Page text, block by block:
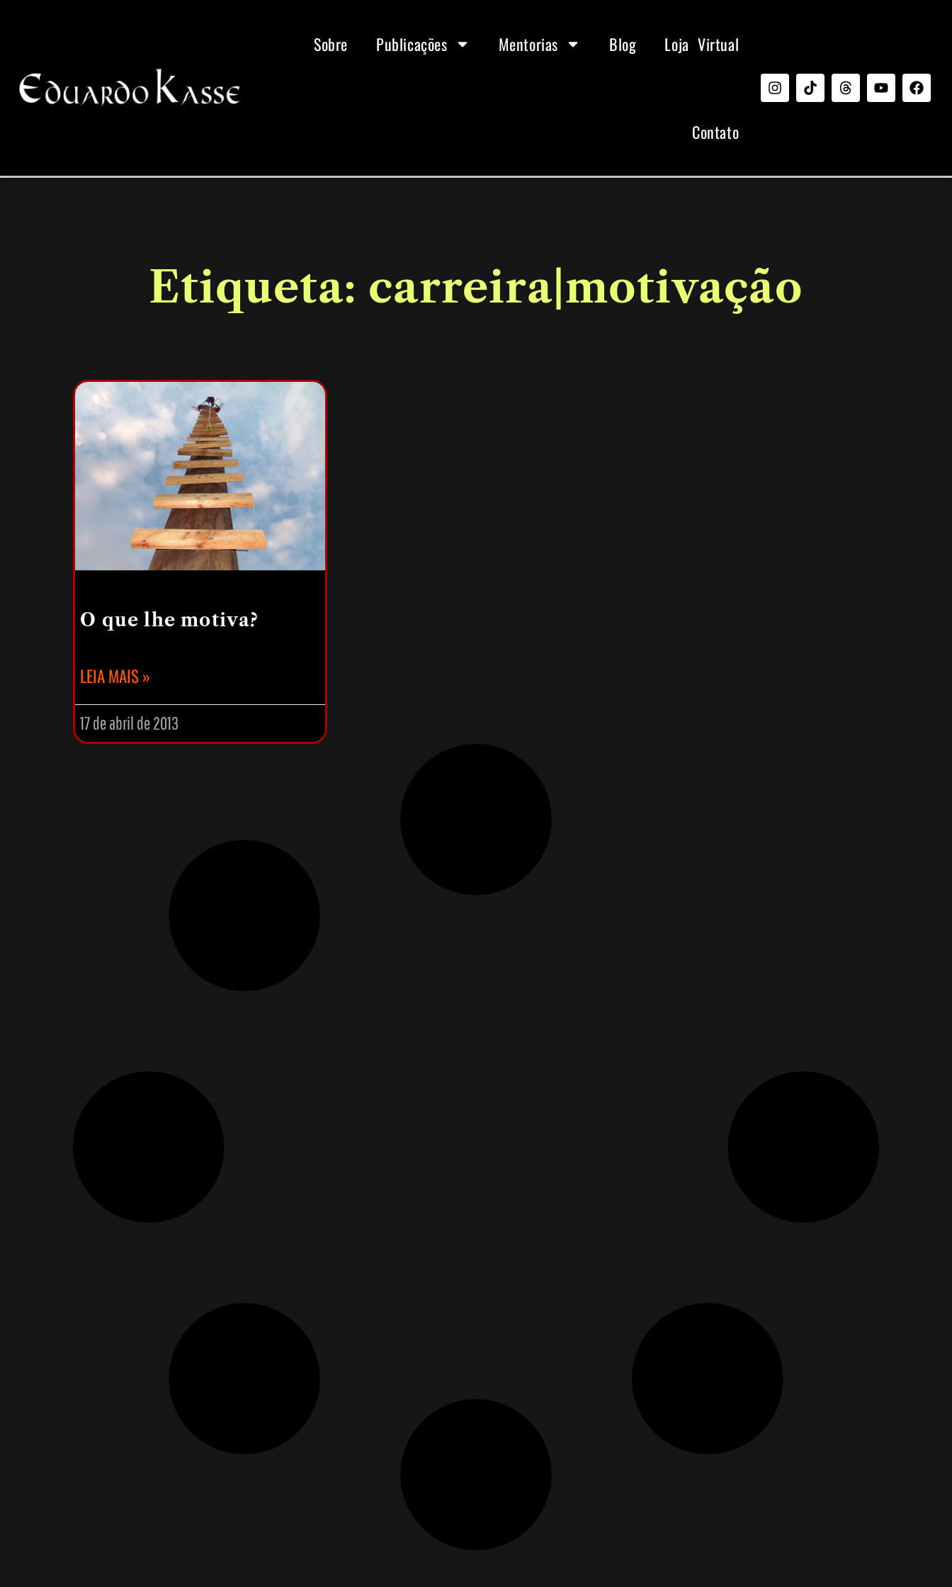
Sobre Publicações Mentorias Blog Loja Virtual
Contato
Etiqueta: carreira|motivação
O que lhe motiva?
LEIA MAIS »
17 de abril de 2013